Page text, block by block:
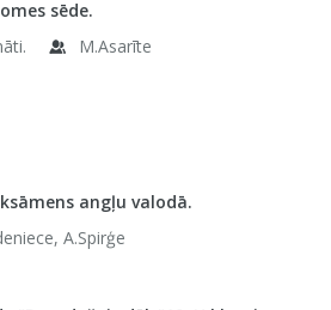
sēde.
M.Asarīte
angļu valodā.
A.Spirģe